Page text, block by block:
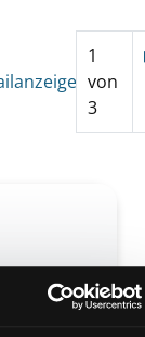
1
von
3